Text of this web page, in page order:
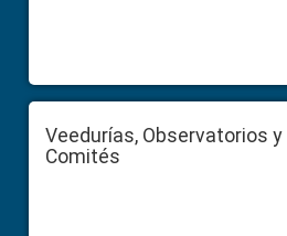
Veedurías, Observatorios y
Comités